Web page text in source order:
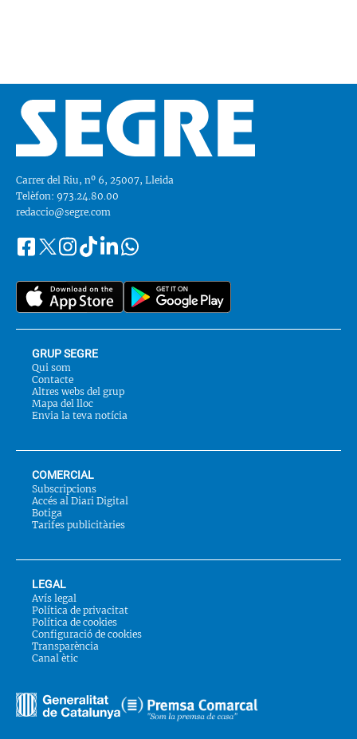
Carrer del Riu, nº 6, 25007, Lleida
Telèfon: 973.24.80.00
redaccio@segre.com
Segueix-
a::
FacebookInstagram
TiktokLinkedinWhatsapp
GRUP SEGRE
Qui som
Contacte
Altres webs del grup
Mapa del lloc
Envia la teva notícia
COMERCIAL
Subscripcions
Accés al Diari Digital
Botiga
Tarifes publicitàries
LEGAL
Avís legal
Política de privacitat
Política de cookies
Configuració de cookies
Transparència
Canal ètic